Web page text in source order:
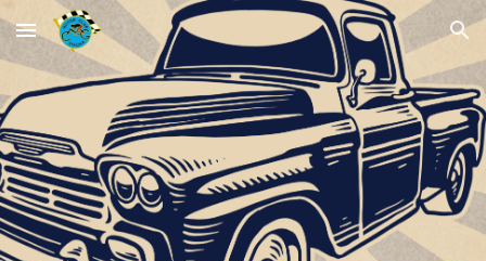
Skip to main content Skip to navigation